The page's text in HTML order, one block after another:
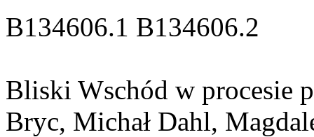
B134606.1 B134606.2
Bliski Wschód w procesie
Bryc, Michał Dahl,